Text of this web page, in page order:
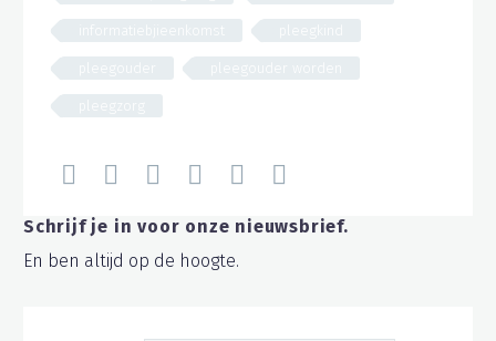
Schrijf je in voor onze nieuwsbrief.
En ben altijd op de hoogte.